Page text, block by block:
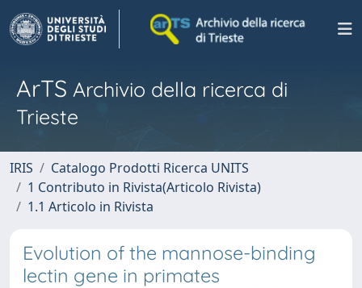
ArTS Archivio della ricerca di
Trieste
IRIS
Catalogo Prodotti Ricerca UNITS
1 Contributo in Rivista(Articolo Rivista)
1.1 Articolo in Rivista
Evolution of the mannose-binding
lectin gene in primates